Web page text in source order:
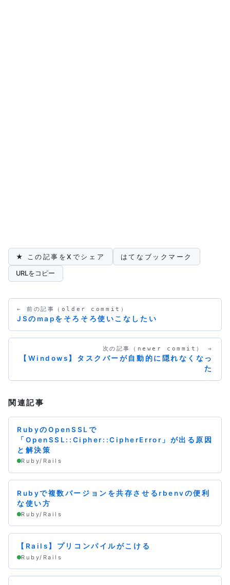
★ この記事をXでシェア はてなブックマーク
URLをコピー
← 前の記事（older commit）
JSのmapをそろそろ使いこなしたい
次の記事（newer commit） →
【Windows】タスクバーが自動的に隠れなくなっ
た
関連記事
RubyのOpenSSLで
「OpenSSL::Cipher::CipherError」が出る原因
と解決策
Ruby/Rails
Rubyで複数バージョンを共存させるrbenvの便利
な使い方
Ruby/Rails
【Rails】プリコンパイルがこける
Ruby/Rails